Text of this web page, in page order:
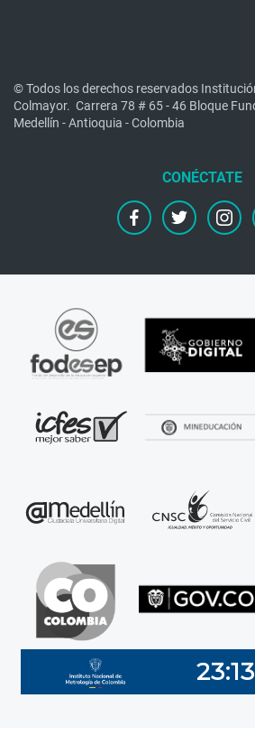
© Todos los derechos reservados
Colmayor. Carrera 78 # 65 - 46 Bloque
Medellín - Antioquia - Colombia